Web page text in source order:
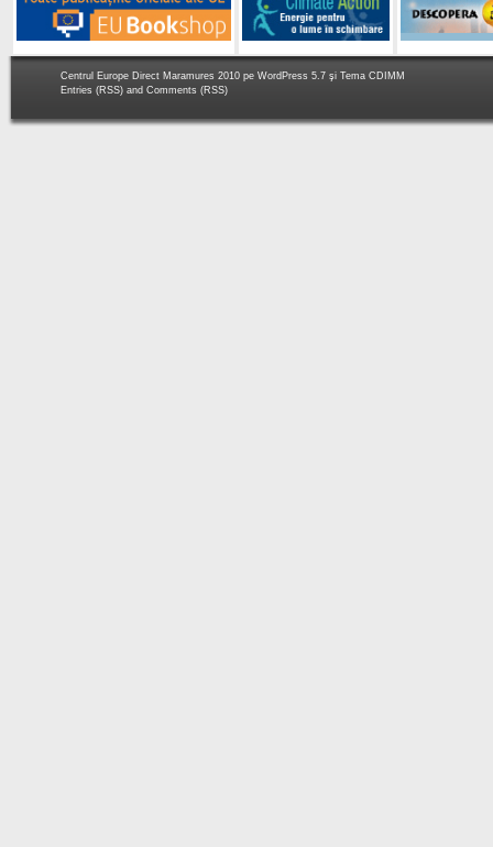
Centrul Europe Direct Maramures 2010 pe WordPress 5.7 şi Tema CDIMM
Entries (RSS) and Comments (RSS)